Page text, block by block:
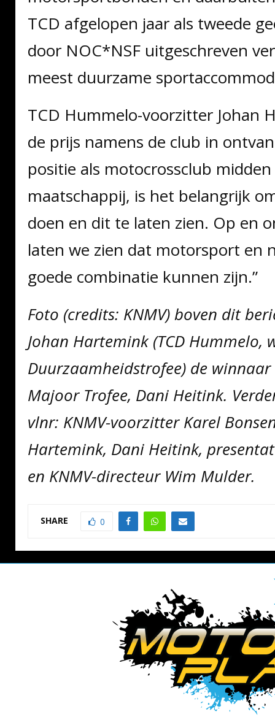
TCD afgelopen jaar als tweede
door NOC*NSF uitgeschreven
meest duurzame
TCD Hummelo-voorzitter Johan
de prijs namens de club in
positie als motocrossclub
maatschappij, is het belangrijk
doen en dit te laten zien. Op en
laten we zien dat motorsport en
goede combinatie kunnen zijn.”
Foto (credits: KNMV) boven dit
Johan Hartemink (TCD Hummelo,
Duurzaamheidstrofee) de winnaar
Majoor Trofee, Dani Heitink.
vlnr: KNMV-voorzitter Karel
Hartemink, Dani Heitink,
en KNMV-directeur Wim Mulder.
SHARE 0